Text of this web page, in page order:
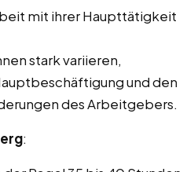
mit ihrer Haupttätigkeit
stark variieren,
und den
des Arbeitgebers.
: